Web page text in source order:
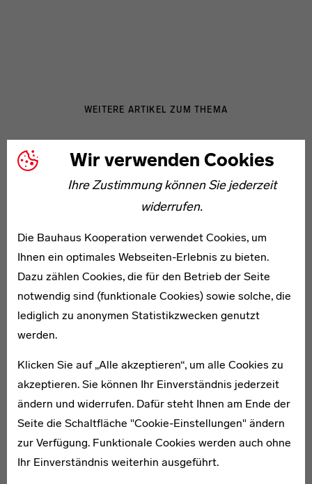
Wir verwenden Cookies
Ihre Zustimmung können Sie jederzeit
widerrufen.
Die Bauhaus Kooperation verwendet Cookies, um
Ihnen ein optimales Webseiten-Erlebnis zu bieten.
Dazu zählen Cookies, die für den Betrieb der Seite
notwendig sind (funktionale Cookies) sowie solche, die
lediglich zu anonymen Statistikzwecken genutzt
werden.
Klicken Sie auf „Alle akzeptieren“, um alle Cookies zu
akzeptieren. Sie können Ihr Einverständnis jederzeit
ändern und widerrufen. Dafür steht Ihnen am Ende der
Seite die Schaltfläche "Cookie-Einstellungen" ändern
zur Verfügung. Funktionale Cookies werden auch ohne
Ihr Einverständnis weiterhin ausgeführt.
WEITERE ARTIKEL ZUM THEMA
Anima Kuithan
1912–1971
Ursula Schneider
1895–1984
Tibor Weiner
1906–1965